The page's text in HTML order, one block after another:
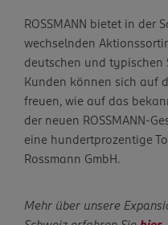
ROSSMANN bietet in der
wechselnden
deutschen und typischen
Kunden können sich auf
freuen, wie auf das
der neuen ROSSMANN-
eine hundertprozentige
Rossmann GmbH.
Mehr über unsere